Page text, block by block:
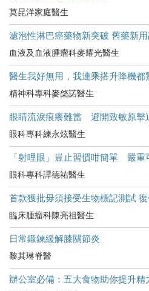
莫昆洋家庭醫生
濾泡性淋巴癌藥物新突破 舊藥新
血液及血液腫瘤科麥耀光醫生
醫生我好無用，我連乘搭升降機都
精神科專科麥棨諾醫生
眼睛流淚痕癢難當 避開致敏原擊
眼科專科練永炫醫生
「射哩眼」豈止習慣咁簡單 嚴重
眼科專科譚德祐醫生
首款獲批毋須接受生物標記測試
臨床腫瘤科陳亮祖醫生
日常鍛鍊緩解膝關節炎
黎其琳脊醫
辦公室必備：五大食物助你提升精